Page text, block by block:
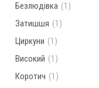
Безлюдівка (1)
Затишшя (1)
Циркуни (1)
Високий (1)
Коротич (1)